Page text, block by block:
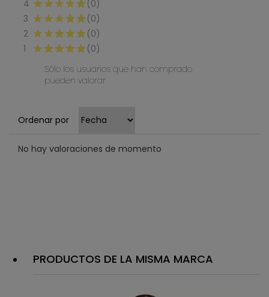
PRODUCTOS DE LA MISMA MARCA
4
(0)
3
(0)
2
(0)
1
(0)
Sólo los usuarios que han comprado
pueden valorar
Ordenar por
No hay valoraciones de momento